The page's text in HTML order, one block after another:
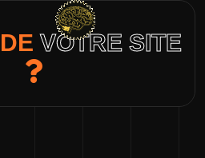
DEVOTRE SITE